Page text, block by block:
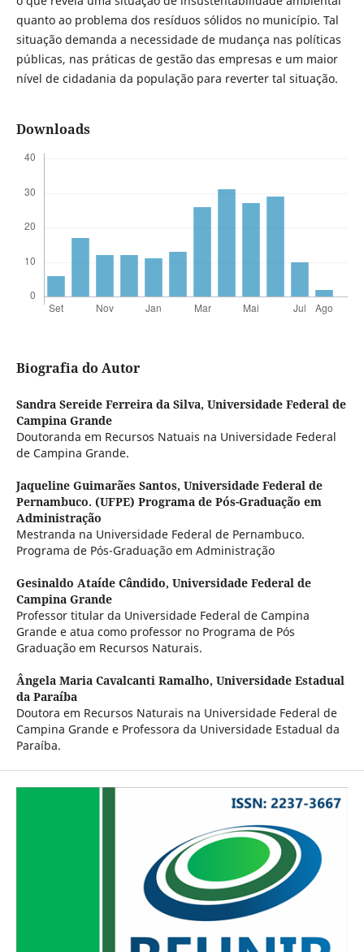
quanto ao problema dos resíduos sólidos no município. Tal
situação demanda a necessidade de mudança nas políticas
públicas, nas práticas de gestão das empresas e um maior
nível de cidadania da população para reverter tal situação.
Downloads
Biografia do Autor
Sandra Sereide Ferreira da Silva, Universidade Federal de
Campina Grande
Doutoranda em Recursos Natuais na Universidade Federal
de Campina Grande.
Jaqueline Guimarães Santos, Universidade Federal de
Pernambuco. (UFPE) Programa de Pós-Graduação em
Administração
Mestranda na Universidade Federal de Pernambuco.
Programa de Pós-Graduação em Administração
Gesinaldo Ataíde Cândido, Universidade Federal de
Campina Grande
Professor titular da Universidade Federal de Campina
Grande e atua como professor no Programa de Pós
Graduação em Recursos Naturais.
Ângela Maria Cavalcanti Ramalho, Universidade Estadual
da Paraíba
Doutora em Recursos Naturais na Universidade Federal de
Campina Grande e Professora da Universidade Estadual da
Paraíba.